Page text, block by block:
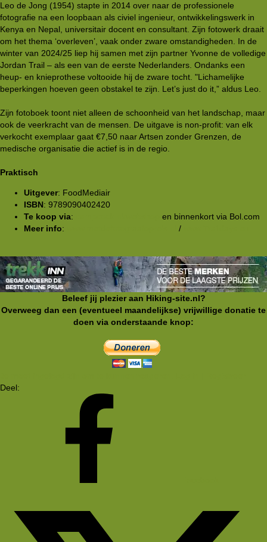
Leo de Jong (1954) stapte in 2014 over naar de professionele
fotografie na een loopbaan als civiel ingenieur, ontwikkelingswerk in
Kenya en Nepal, universitair docent en consultant. Zijn fotowerk draait
om het thema ‘overleven’, vaak onder zware omstandigheden. In de
winter van 2024/25 liep hij samen met zijn partner Yvonne de volledige
Jordan Trail – als een van de eerste Nederlanders. Ondanks een
heup- en knieprothese voltooide hij de zware tocht. "Lichamelijke
beperkingen hoeven geen obstakel te zijn. Let’s just do it,” aldus Leo.
Zijn fotoboek toont niet alleen de schoonheid van het landschap, maar
ook de veerkracht van de mensen. De uitgave is non-profit: van elk
verkocht exemplaar gaat €7,50 naar Artsen zonder Grenzen, de
medische organisatie die actief is in de regio.
Praktisch
Uitgever: FoodMediair
ISBN: 9789090402420
Te koop via:
en binnenkort via Bol.com
Meer info: /
Beleef jij plezier aan Hiking-site.nl?
Overweeg dan een (eventueel maandelijkse) vrijwillige donatie te
doen via onderstaande knop:
Deel: